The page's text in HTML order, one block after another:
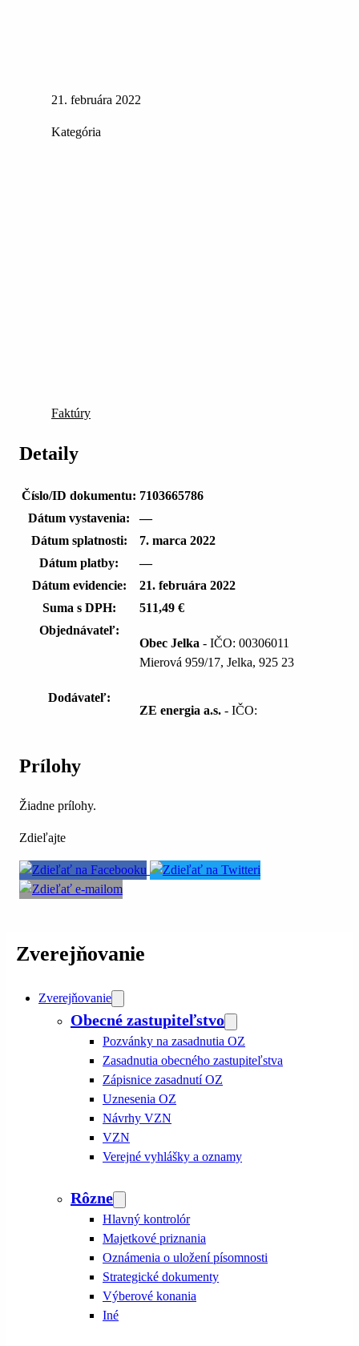
21. februára 2022
Kategória
Faktúry
Detaily
Číslo/ID dokumentu: 7103665786
Dátum vystavenia:
—
Dátum splatnosti:
7. marca 2022
Dátum platby:
—
Dátum evidencie:
21. februára 2022
Suma s DPH:
511,49 €
Objednávateľ:
Obec Jelka - IČO: 00306011
Mierová 959/17, Jelka, 925 23
Dodávateľ:
ZE energia a.s. - IČO:
Prílohy
Žiadne prílohy.
Zdieľajte
Zverejňovanie
Zverejňovanie
Obecné zastupiteľstvo
Pozvánky na zasadnutia OZ
Zasadnutia obecného zastupiteľstva
Zápisnice zasadnutí OZ
Uznesenia OZ
Návrhy VZN
VZN
Verejné vyhlášky a oznamy
Rôzne
Hlavný kontrolór
Majetkové priznania
Oznámenia o uložení písomnosti
Strategické dokumenty
Výberové konania
Iné